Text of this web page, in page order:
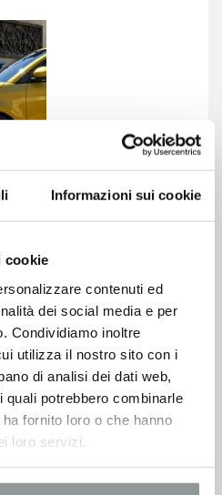
Informazioni sui cookie
cookie
contenuti ed
dei social media e per
Condividiamo inoltre
utilizza il nostro sito con i
di analisi dei dati web,
potrebbero combinarle
fornito loro o che hanno
loro servizi.
firmato dall’esclusivo
per la vita in città.